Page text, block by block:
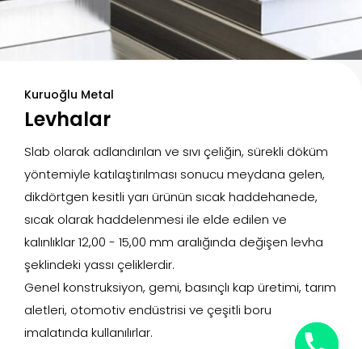
Kuruoğlu Metal
Levhalar
Slab olarak adlandırılan ve sıvı çeliğin, sürekli döküm
yöntemiyle katılaştırılması sonucu meydana gelen,
dikdörtgen kesitli yarı ürünün sıcak haddehanede,
sıcak olarak haddelenmesi ile elde edilen ve
kalınlıklar 12,00 - 15,00 mm aralığında değişen levha
şeklindeki yassı çeliklerdir.
Genel konstruksiyon, gemi, basınçlı kap üretimi, tarım
aletleri, otomotiv endüstrisi ve çeşitli boru
imalatında kullanılırlar.